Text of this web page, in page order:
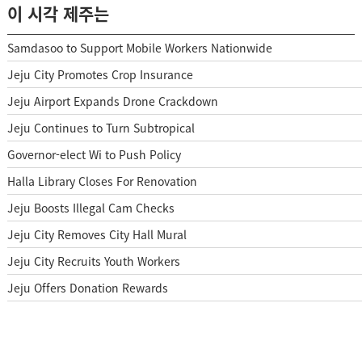
이 시각 제주는
Samdasoo to Support Mobile Workers Nationwide
Jeju City Promotes Crop Insurance
Jeju Airport Expands Drone Crackdown
Jeju Continues to Turn Subtropical
Governor-elect Wi to Push Policy
Halla Library Closes For Renovation
Jeju Boosts Illegal Cam Checks
Jeju City Removes City Hall Mural
Jeju City Recruits Youth Workers
Jeju Offers Donation Rewards